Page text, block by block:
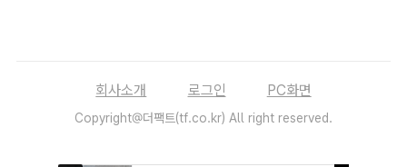
회사소개 로그인 PC화면
Copyright@더팩트(tf.co.kr) All right reserved.